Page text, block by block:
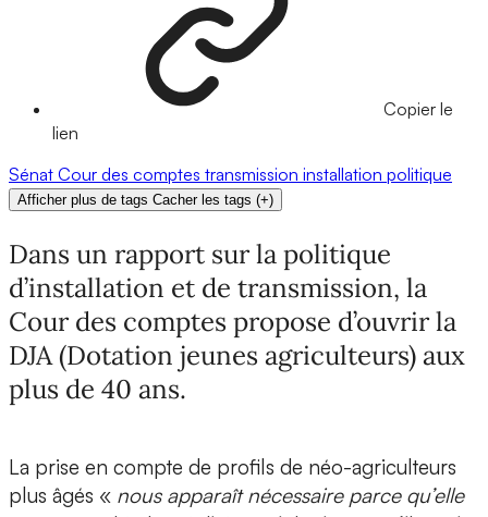
Copier le
lien
Sénat Cour des comptes transmission installation politique
Afficher plus de tags Cacher les tags (+)
Dans un rapport sur la politique
d’installation et de transmission, la
Cour des comptes propose d’ouvrir la
DJA (Dotation jeunes agriculteurs) aux
plus de 40 ans.
La prise en compte de profils de néo-agriculteurs
plus âgés « nous apparaît nécessaire parce qu’elle